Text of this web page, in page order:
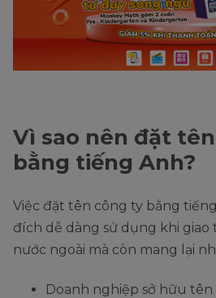
Vì sao nên đặt
bằng tiếng Anh?
Việc đặt tên công ty bằng
đích dễ dàng sử dụng khi giao
nước ngoài mà còn mang lại
Doanh nghiệp sở hữu